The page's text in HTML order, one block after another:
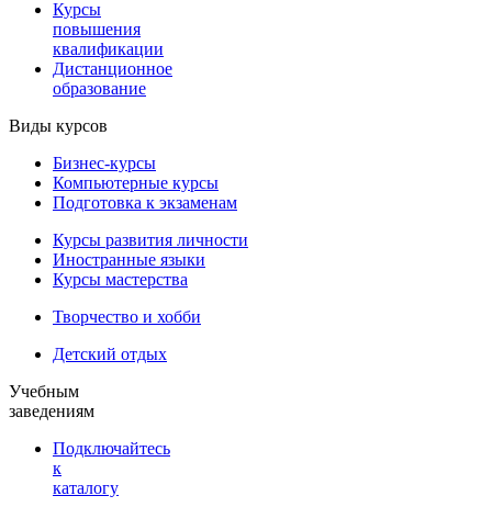
Курсы
повышения
квалификации
Дистанционное
образование
Виды курсов
Бизнес-курсы
Компьютерные курсы
Подготовка к экзаменам
Курсы развития личности
Иностранные языки
Курсы мастерства
Творчество и хобби
Детский отдых
Учебным
заведениям
Подключайтесь
к
каталогу